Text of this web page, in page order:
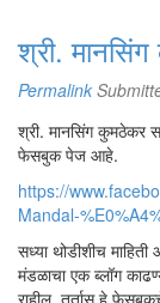
श्री.
Permalink
श्री. मानसिंग कुमठेकर
फेसबुक पेज आहे.
https://
Mandal-
सध्या थोडीशीच
मंडळाचा एक ब्लॉग
राहील. तूर्तास हे